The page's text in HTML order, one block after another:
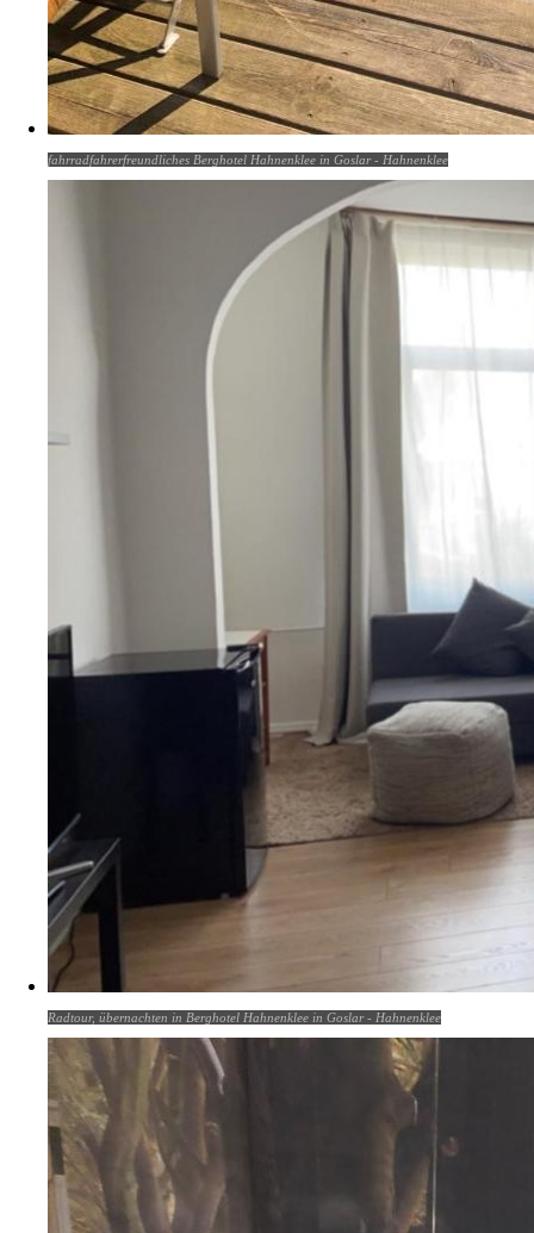
fahrradfahrerfreundliches Berghotel Hahnenklee in Goslar - Hahnenklee
Radtour, übernachten in Berghotel Hahnenklee in Goslar - Hahnenklee